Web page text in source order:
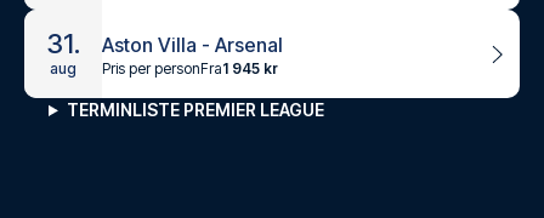
31.
aug
Aston Villa - Arsenal
Pris per personFra1 945 kr
TERMINLISTE PREMIER LEAGUE